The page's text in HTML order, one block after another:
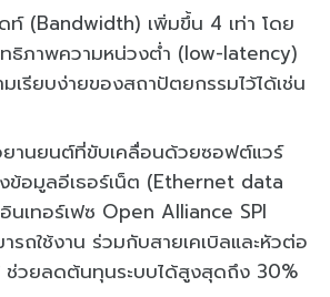
(Bandwidth) เพิ่มขึ้น 4 เท่า โดย
ธิภาพความหน่วงต่ำ (low-latency)
เรียบง่ายของสถาปัตยกรรมไว้ได้เช่น
านยนต์ที่ขับเคลื่อนด้วยซอฟต์แวร์
ข้อมูลอีเธอร์เน็ต (Ethernet data
เทอร์เฟซ Open Alliance SPI
รถใช้งาน ร่วมกับสายเคเบิลและหัวต่อ
ช่วยลดต้นทุนระบบได้สูงสุดถึง 30%